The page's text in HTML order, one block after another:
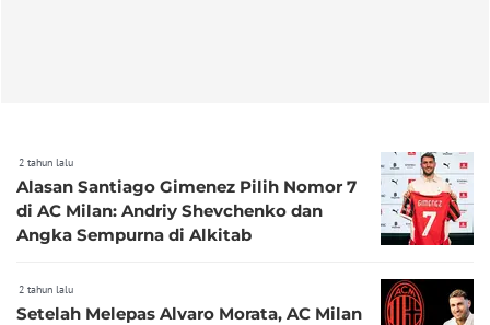
2 tahun lalu
Alasan Santiago Gimenez Pilih Nomor 7
di AC Milan: Andriy Shevchenko dan
Angka Sempurna di Alkitab
2 tahun lalu
Setelah Melepas Alvaro Morata, AC Milan